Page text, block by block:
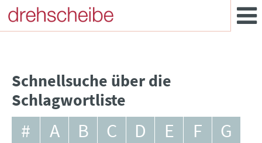
Schnellsuche über die
Schlagwortliste
# A B C D E F
G